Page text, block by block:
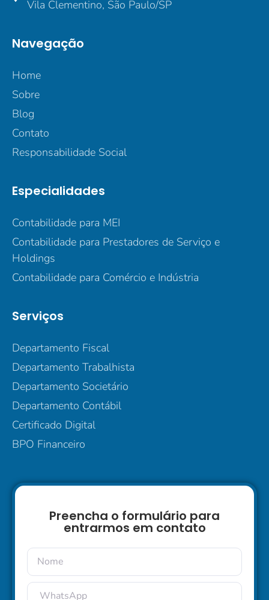
Vila Clementino, São Paulo/SP
Navegação
Home
Sobre
Blog
Contato
Responsabilidade Social
Especialidades
Contabilidade para MEI
Contabilidade para Prestadores de Serviço e
Holdings
Contabilidade para Comércio e Indústria
Serviços
Departamento Fiscal
Departamento Trabalhista
Departamento Societário
Departamento Contábil
Certificado Digital
BPO Financeiro
Preencha o formulário para
entrarmos em contato